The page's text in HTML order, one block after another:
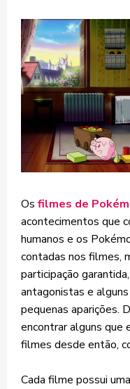
Os filmes de
acontecimentos que
humanos e os
contadas nos filmes,
participação
antagonistas e
pequenas aparições.
encontrar alguns que
filmes desde então,
Cada filme possui